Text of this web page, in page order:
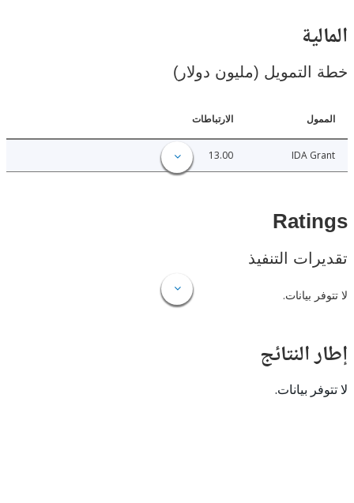
(مليون دولار)
الارتباطات
IDA
التنفيذ
بيانات.
بيانات.